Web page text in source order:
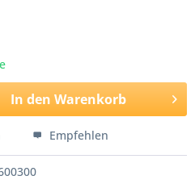
In den Warenkorb
Empfehlen